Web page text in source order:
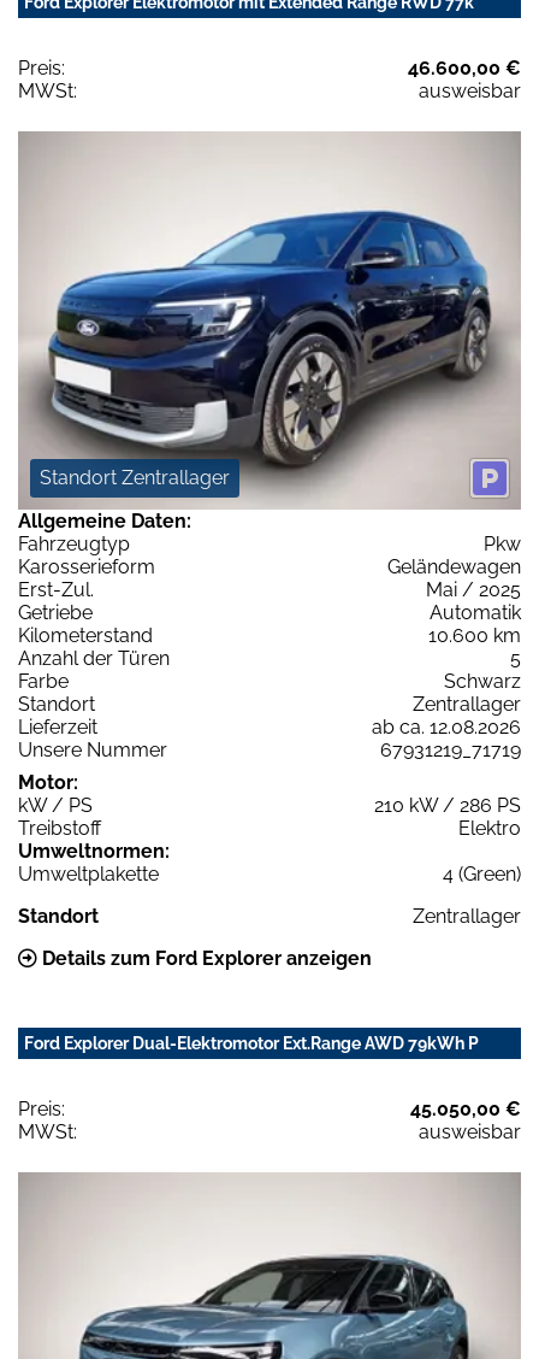
Preis:
46.600,00 €
MWSt:
ausweisbar
Standort Zentrallager
Allgemeine Daten:
Fahrzeugtyp
Pkw
Karosserieform
Geländewagen
Erst-Zul.
Mai / 2025
Getriebe
Automatik
Kilometerstand
10.600 km
Anzahl der Türen
5
Farbe
Schwarz
Standort
Zentrallager
Lieferzeit
ab ca. 12.08.2026
Unsere Nummer
67931219_71719
Motor:
kW / PS
210 kW / 286 PS
Treibstoff
Elektro
Umweltnormen:
Umweltplakette
4 (Green)
Standort
Zentrallager
Details zum Ford Explorer anzeigen
Ford Explorer Dual-Elektromotor Ext.Range AWD 79kWh P
Preis:
45.050,00 €
MWSt:
ausweisbar